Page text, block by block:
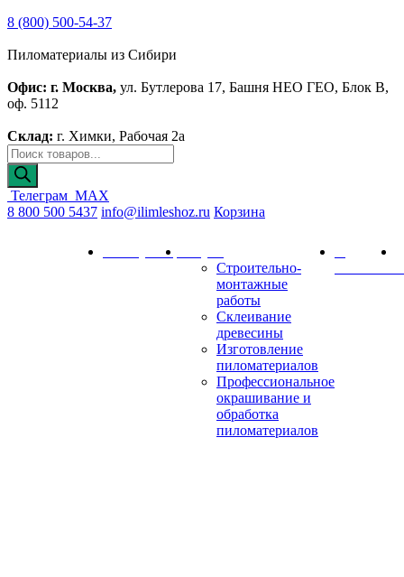
8 (800) 500-54-37
Пиломатериалы из Сибири
Офис: г. Москва, ул. Бутлерова 17, Башня НЕО ГЕО, Блок В,
оф. 5112
Склад: г. Химки, Рабочая 2а
Поиск
товаров
Телеграм MAX
8 800 500 5437 info@ilimleshoz.ru Корзина
Калькулятор
Строительно-
монтажные
работы
Склеивание
древесины
Изготовление
пиломатериалов
Профессиональное
окрашивание и
обработка
пиломатериалов